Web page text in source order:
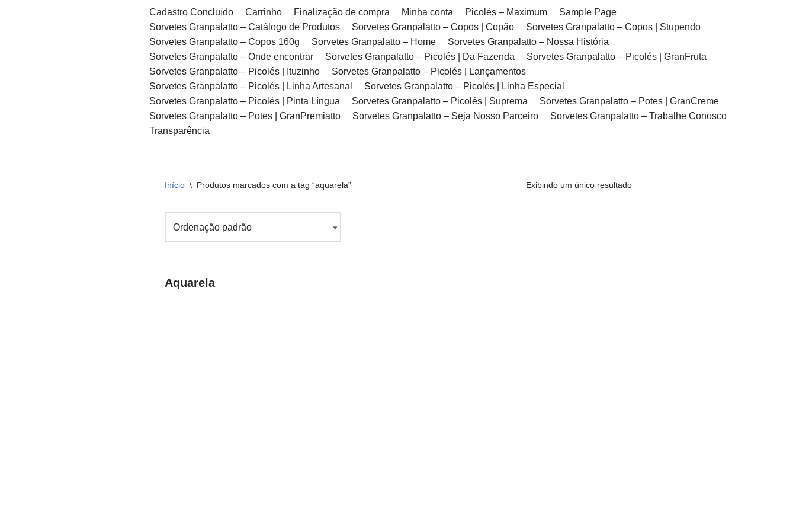
Cadastro Concluído Carrinho Finalização de compra Minha conta Picolés – Maximum
Sample Page
Sorvetes Granpalatto – Catálogo de Produtos
Sorvetes Granpalatto – Copos | Copão
Sorvetes Granpalatto – Copos | Stupendo
Sorvetes Granpalatto – Copos 160g
Sorvetes Granpalatto – Home
Sorvetes Granpalatto – Nossa História
Sorvetes Granpalatto – Onde encontrar
Sorvetes Granpalatto – Picolés | Da Fazenda
Sorvetes Granpalatto – Picolés | GranFruta
Sorvetes Granpalatto – Picolés | Ituzinho
Sorvetes Granpalatto – Picolés | Lançamentos
Sorvetes Granpalatto – Picolés | Linha Artesanal
Sorvetes Granpalatto – Picolés | Linha Especial
Sorvetes Granpalatto – Picolés | Pinta Língua
Sorvetes Granpalatto – Picolés | Suprema
Sorvetes Granpalatto – Potes | GranCreme
Sorvetes Granpalatto – Potes | GranPremiatto
Sorvetes Granpalatto – Seja Nosso Parceiro
Sorvetes Granpalatto – Trabalhe Conosco
Transparência
Início \ Produtos marcados com a tag “aquarela” Exibindo um único resultado
Aquarela